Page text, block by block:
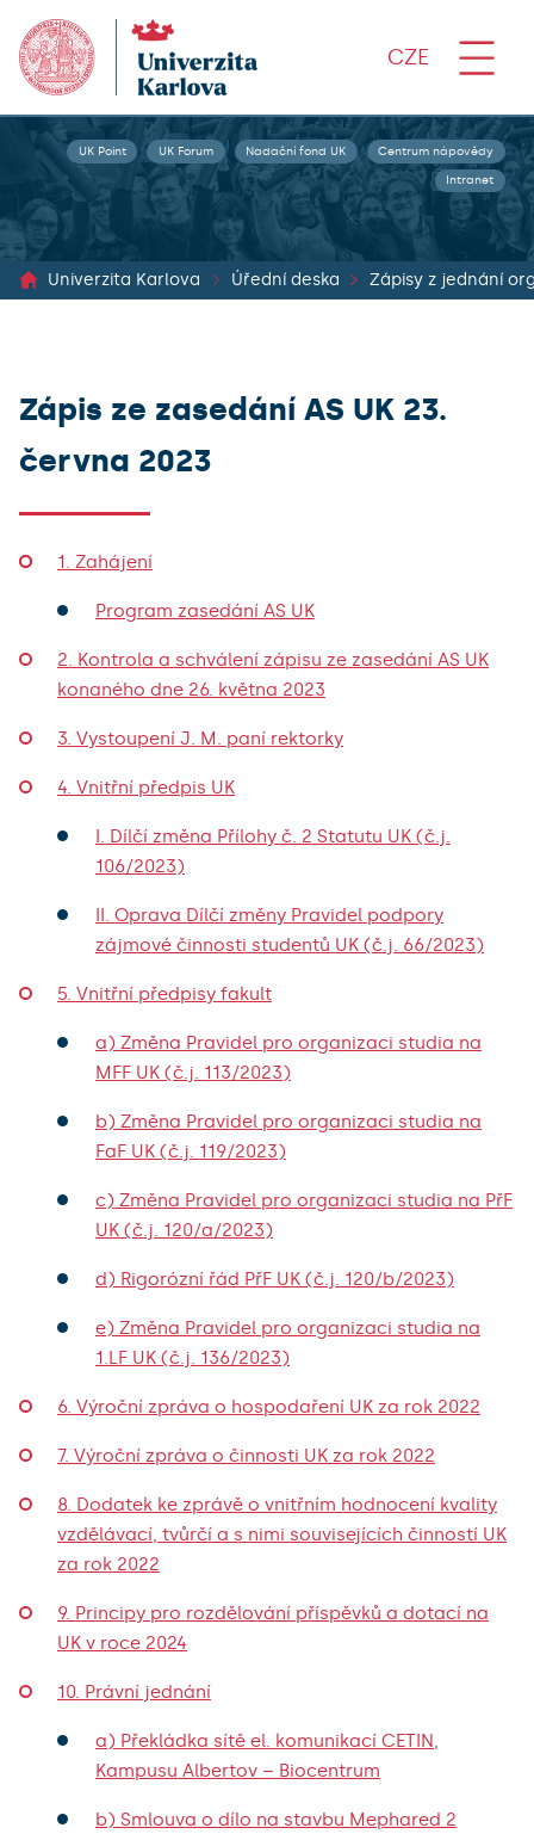
CZE
UK Point UK Forum Nadační fond UK Centrum nápovědy
Intranet
Univerzita Karlova Úřední deska
Zápis ze zasedání AS UK 23.
června 2023
1. Zahájení
Program zasedání AS UK
2. Kontrola a schválení zápisu ze zasedání AS UK
konaného dne 26. května 2023
3. Vystoupení J. M. paní rektorky
4. Vnitřní předpis UK
I. Dílčí změna Přílohy č. 2 Statutu UK (č.j.
106/2023)
II. Oprava Dílčí změny Pravidel podpory
zájmové činnosti studentů UK (č.j. 66/2023)
5. Vnitřní předpisy fakult
a) Změna Pravidel pro organizaci studia na
MFF UK (č.j. 113/2023)
b) Změna Pravidel pro organizaci studia na
FaF UK (č.j. 119/2023)
c) Změna Pravidel pro organizaci studia na PřF
UK (č.j. 120/a/2023)
d) Rigorózní řád PřF UK (č.j. 120/b/2023)
e) Změna Pravidel pro organizaci studia na
1.LF UK (č.j. 136/2023)
6. Výroční zpráva o hospodaření UK za rok 2022
7. Výroční zpráva o činnosti UK za rok 2022
8. Dodatek ke zprávě o vnitřním hodnocení kvality
vzdělávací, tvůrčí a s nimi souvisejících činností UK
za rok 2022
9. Principy pro rozdělování příspěvků a dotací na
UK v roce 2024
10. Právní jednání
a) Překládka sítě el. komunikací CETIN,
Kampusu Albertov – Biocentrum
b) Smlouva o dílo na stavbu Mephared 2